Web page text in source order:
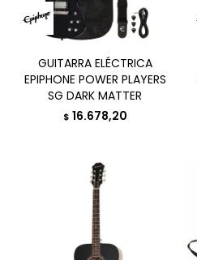
GUITARRA ELÉCTRICA
EPIPHONE POWER PLAYERS
SG DARK MATTER
$ 16.678,20